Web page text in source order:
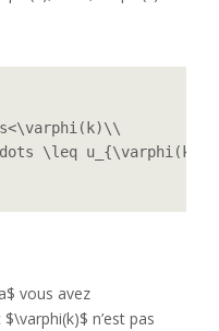
\leq u_{\varphi(k)}.
vous avez
n’est pas